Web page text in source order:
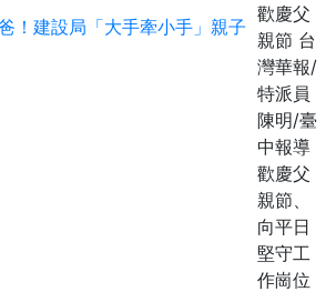
歡慶父
親節 台
灣華報/
特派員
陳明/臺
中報導
歡慶父
親節、
向平日
堅守工
作崗位